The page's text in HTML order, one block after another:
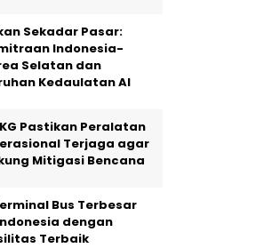
Sekadar Pasar:
Indonesia-
Selatan dan
Kedaulatan AI
Pastikan Peralatan
Terjaga agar
Mitigasi Bencana
Bus Terbesar
dengan
Terbaik